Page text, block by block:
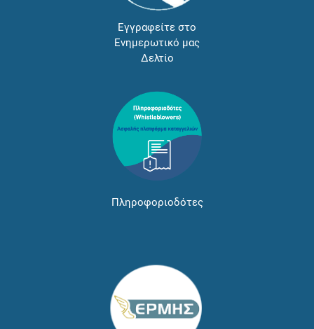
Εγγραφείτε στο
Ενημερωτικό μας
Δελτίο
Πληροφοριοδότες